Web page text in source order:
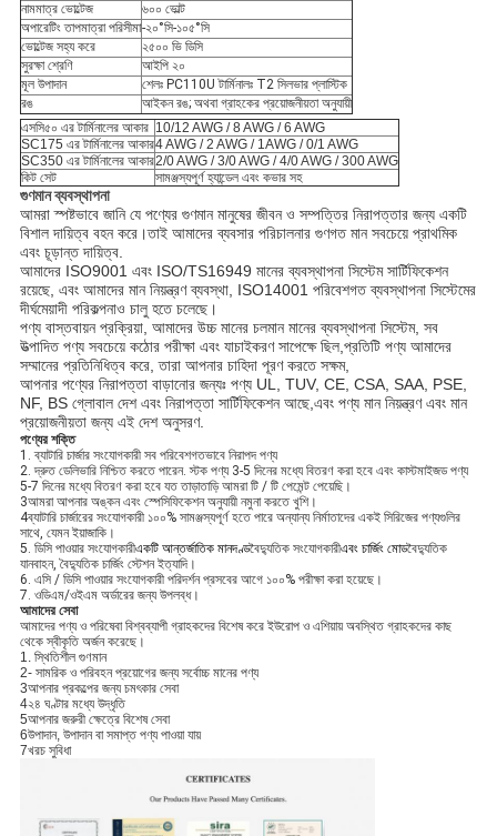
নামমাত্র ভোল্টেজ
৬০০ ভোল্ট
অপারেটিং তাপমাত্রা পরিসীমা-২০°সি-১০৫°সি
ভোল্টেজ সহ্য করে
২৫০০ ভি ডিসি
সুরক্ষা শ্রেণি
আইপি ২০
মূল উপাদান
শেলঃ PC110U টার্মিনালঃ T2 সিলভার প্লাস্টিক
রঙ
আইকন রঙ; অথবা গ্রাহকের প্রয়োজনীয়তা অনুযায়ী
এসসি৫০ এর টার্মিনালের আকার 10/12 AWG / 8 AWG / 6 AWG
SC175 এর টার্মিনালের আকার4 AWG / 2 AWG / 1AWG / 0/1 AWG
SC350 এর টার্মিনালের আকার2/0 AWG / 3/0 AWG / 4/0 AWG / 300 AWG
কিট সেট
সামঞ্জস্যপূর্ণ হ্যান্ডেল এবং কভার সহ
গুণমান ব্যবস্থাপনা
আমরা স্পষ্টভাবে জানি যে পণ্যের গুণমান মানুষের জীবন ও সম্পত্তির নিরাপত্তার জন্য একটি
বিশাল দায়িত্ব বহন করে।তাই আমাদের ব্যবসার পরিচালনার গুণগত মান সবচেয়ে প্রাথমিক
এবং চূড়ান্ত দায়িত্ব.
আমাদের ISO9001 এবং ISO/TS16949 মানের ব্যবস্থাপনা সিস্টেম সার্টিফিকেশন
রয়েছে, এবং আমাদের মান নিয়ন্ত্রণ ব্যবস্থা, ISO14001 পরিবেশগত ব্যবস্থাপনা সিস্টেমের
দীর্ঘমেয়াদী পরিকল্পনাও চালু হতে চলেছে।
পণ্য বাস্তবায়ন প্রক্রিয়া, আমাদের উচ্চ মানের চলমান মানের ব্যবস্থাপনা সিস্টেম, সব
উত্পাদিত পণ্য সবচেয়ে কঠোর পরীক্ষা এবং যাচাইকরণ সাপেক্ষে ছিল,প্রতিটি পণ্য আমাদের
সম্মানের প্রতিনিধিত্ব করে, তারা আপনার চাহিদা পূরণ করতে সক্ষম,
আপনার পণ্যের নিরাপত্তা বাড়ানোর জন্যঃ পণ্য UL, TUV, CE, CSA, SAA, PSE,
NF, BS গ্লোবাল দেশ এবং নিরাপত্তা সার্টিফিকেশন আছে,এবং পণ্য মান নিয়ন্ত্রণ এবং মান
প্রয়োজনীয়তা জন্য এই দেশ অনুসরণ.
পণ্যের শক্তি
1. ব্যাটারি চার্জার সংযোগকারী সব পরিবেশগতভাবে নিরাপদ পণ্য
2. দ্রুত ডেলিভারি নিশ্চিত করতে পারেন. স্টক পণ্য 3-5 দিনের মধ্যে বিতরণ করা হবে এবং কাস্টমাইজড পণ্য
5-7 দিনের মধ্যে বিতরণ করা হবে যত তাড়াতাড়ি আমরা টি / টি পেমেন্ট পেয়েছি।
3আমরা আপনার অঙ্কন এবং স্পেসিফিকেশন অনুযায়ী নমুনা করতে খুশি।
4ব্যাটারি চার্জারের সংযোগকারী ১০০% সামঞ্জস্যপূর্ণ হতে পারে অন্যান্য নির্মাতাদের একই সিরিজের পণ্যগুলির
সাথে, যেমন ইয়াজাকি।
5. ডিসি পাওয়ার সংযোগকারীএকটি আন্তর্জাতিক মানদণ্ডবৈদ্যুতিক সংযোগকারীএবং চার্জিং মোডবৈদ্যুতিক
যানবাহন, বৈদ্যুতিক চার্জিং স্টেশন ইত্যাদি।
6. এসি / ডিসি পাওয়ার সংযোগকারী পরিদর্শন প্রসবের আগে ১০০% পরীক্ষা করা হয়েছে।
7. ওডিএম/ওইএম অর্ডারের জন্য উপলব্ধ।
আমাদের সেবা
আমাদের পণ্য ও পরিষেবা বিশ্বব্যাপী গ্রাহকদের বিশেষ করে ইউরোপ ও এশিয়ায় অবস্থিত গ্রাহকদের কাছ
থেকে স্বীকৃতি অর্জন করেছে।
1. স্থিতিশীল গুণমান
2- সামরিক ও পরিবহন প্রয়োগের জন্য সর্বোচ্চ মানের পণ্য
3আপনার প্রকল্পের জন্য চমৎকার সেবা
4২৪ ঘণ্টার মধ্যে উদ্ধৃতি
5আপনার জরুরী ক্ষেত্রে বিশেষ সেবা
6উপাদান, উপাদান বা সমাপ্ত পণ্য পাওয়া যায়
7খরচ সুবিধা